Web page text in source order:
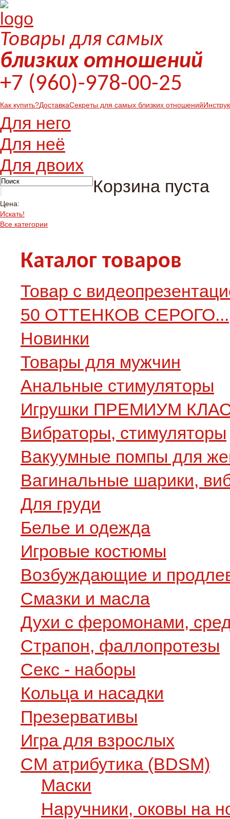
Товары для самых
близких отношений
+7 (960)-978-00-25
Как купить?ДоставкаСекреты для самых близких отношений
Для него
Для неё
Для двоих
Цена:
Искать!
Корзина пуста
Все категории
Каталог товаров
Товар с
50 ОТТЕНКОВ СЕРОГО...
Новинки
Товары для мужчин
Анальные стимуляторы
Игрушки ПРЕМИУМ
Вибраторы, стимуляторы
Вакуумные помпы для
Вагинальные шарики,
Для груди
Белье и одежда
Игровые костюмы
Возбуждающие и
Смазки и масла
Духи с феромонами,
Страпон, фаллопротезы
Секс - наборы
Кольца и насадки
Презервативы
Игра для взрослых
СМ атрибутика (BDSM)
Маски
Наручники, оковы на